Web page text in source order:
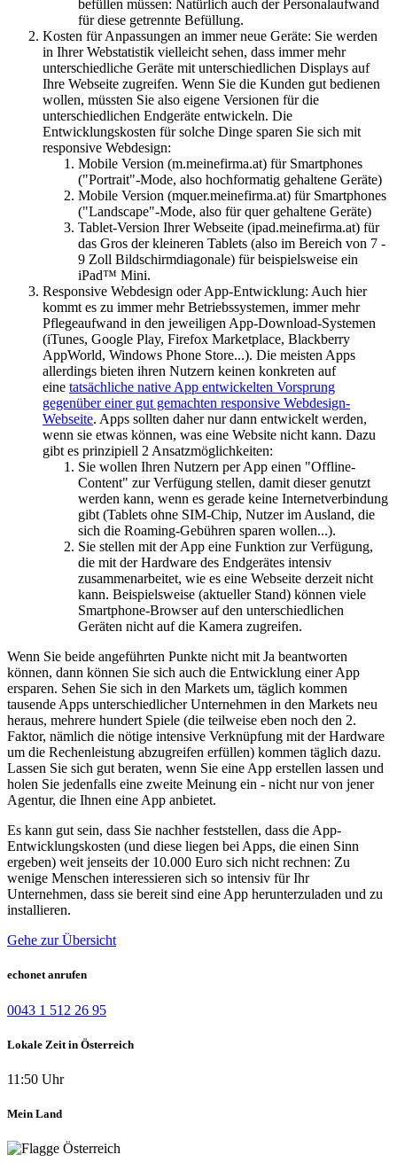
befüllen müssen: Natürlich auch der Personalaufwand
für diese getrennte Befüllung.
Kosten für Anpassungen an immer neue Geräte: Sie werden
in Ihrer Webstatistik vielleicht sehen, dass immer mehr
unterschiedliche Geräte mit unterschiedlichen Displays auf
Ihre Webseite zugreifen. Wenn Sie die Kunden gut bedienen
wollen, müssten Sie also eigene Versionen für die
unterschiedlichen Endgeräte entwickeln. Die
Entwicklungskosten für solche Dinge sparen Sie sich mit
responsive Webdesign:
Mobile Version (m.meinefirma.at) für Smartphones
("Portrait"-Mode, also hochformatig gehaltene Geräte)
Mobile Version (mquer.meinefirma.at) für Smartphones
("Landscape"-Mode, also für quer gehaltene Geräte)
Tablet-Version Ihrer Webseite (ipad.meinefirma.at) für
das Gros der kleineren Tablets (also im Bereich von 7 -
9 Zoll Bildschirmdiagonale) für beispielsweise ein
iPad™ Mini.
Responsive Webdesign oder App-Entwicklung: Auch hier
kommt es zu immer mehr Betriebssystemen, immer mehr
Pflegeaufwand in den jeweiligen App-Download-Systemen
(iTunes, Google Play, Firefox Marketplace, Blackberry
AppWorld, Windows Phone Store...). Die meisten Apps
allerdings bieten ihren Nutzern keinen konkreten auf
eine tatsächliche native App entwickelten Vorsprung
gegenüber einer gut gemachten responsive Webdesign-
Webseite. Apps sollten daher nur dann entwickelt werden,
wenn sie etwas können, was eine Website nicht kann. Dazu
gibt es prinzipiell 2 Ansatzmöglichkeiten:
Sie wollen Ihren Nutzern per App einen "Offline-
Content" zur Verfügung stellen, damit dieser genutzt
werden kann, wenn es gerade keine Internetverbindung
gibt (Tablets ohne SIM-Chip, Nutzer im Ausland, die
sich die Roaming-Gebühren sparen wollen...).
Sie stellen mit der App eine Funktion zur Verfügung,
die mit der Hardware des Endgerätes intensiv
zusammenarbeitet, wie es eine Webseite derzeit nicht
kann. Beispielsweise (aktueller Stand) können viele
Smartphone-Browser auf den unterschiedlichen
Geräten nicht auf die Kamera zugreifen.
Wenn Sie beide angeführten Punkte nicht mit Ja beantworten
können, dann können Sie sich auch die Entwicklung einer App
ersparen. Sehen Sie sich in den Markets um, täglich kommen
tausende Apps unterschiedlicher Unternehmen in den Markets neu
heraus, mehrere hundert Spiele (die teilweise eben noch den 2.
Faktor, nämlich die nötige intensive Verknüpfung mit der Hardware
um die Rechenleistung abzugreifen erfüllen) kommen täglich dazu.
Lassen Sie sich gut beraten, wenn Sie eine App erstellen lassen und
holen Sie jedenfalls eine zweite Meinung ein - nicht nur von jener
Agentur, die Ihnen eine App anbietet.
Es kann gut sein, dass Sie nachher feststellen, dass die App-
Entwicklungskosten (und diese liegen bei Apps, die einen Sinn
ergeben) weit jenseits der 10.000 Euro sich nicht rechnen: Zu
wenige Menschen interessieren sich so intensiv für Ihr
Unternehmen, dass sie bereit sind eine App herunterzuladen und zu
installieren.
Gehe zur Übersicht
echonet anrufen
0043 1 512 26 95
Lokale Zeit in Österreich
11:50 Uhr
Mein Land